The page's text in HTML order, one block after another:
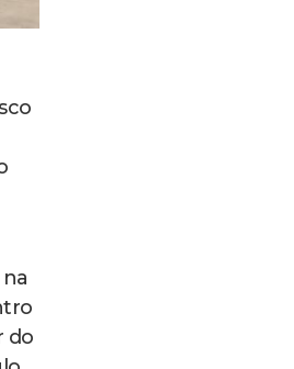
do